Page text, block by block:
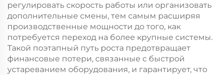
регулировать скорость работы или организовать
дополнительные смены, тем самым расширяя
производственные мощности до того, как
потребуется переход на более крупные системы.
Такой поэтапный путь роста предотвращает
финансовые потери, связанные с быстрой
устареванием оборудования, и гарантирует, что